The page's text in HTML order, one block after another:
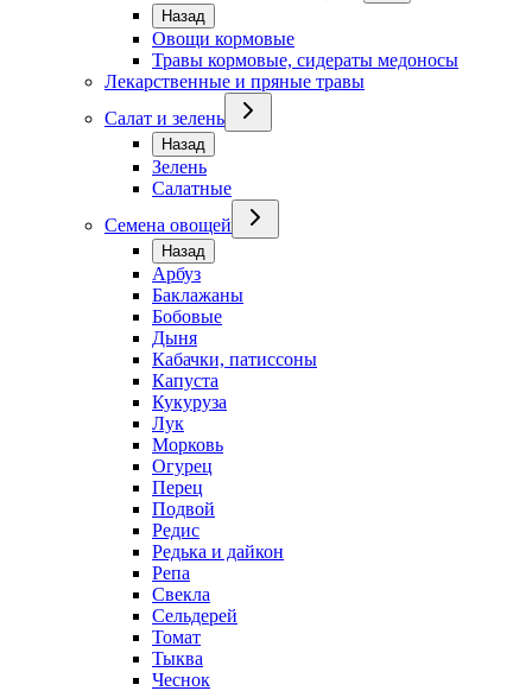
Назад
Овощи кормовые
Травы кормовые, сидераты медоносы
Лекарственные и пряные травы
Салат и зелень
Назад
Зелень
Салатные
Семена овощей
Назад
Арбуз
Баклажаны
Бобовые
Дыня
Кабачки, патиссоны
Капуста
Кукуруза
Лук
Морковь
Огурец
Перец
Подвой
Редис
Редька и дайкон
Репа
Свекла
Сельдерей
Томат
Тыква
Чеснок